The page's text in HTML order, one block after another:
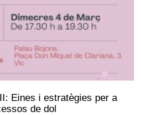
Eines i estratègies per a
de dol